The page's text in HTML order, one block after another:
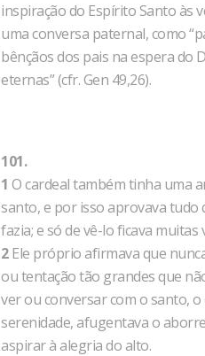
inspiração do Espírito Santo às
uma conversa paternal, como
bênçãos dos pais na espera do
eternas” (cfr. Gen 49,26).
101.
1 O cardeal também tinha uma
santo, e por isso aprovava tudo
fazia; e só de vê-lo ficava muitas
2Ele próprio afirmava que
ou tentação tão grandes que
ver ou conversar com o santo, o
serenidade, afugentava o
aspirar à alegria do alto.